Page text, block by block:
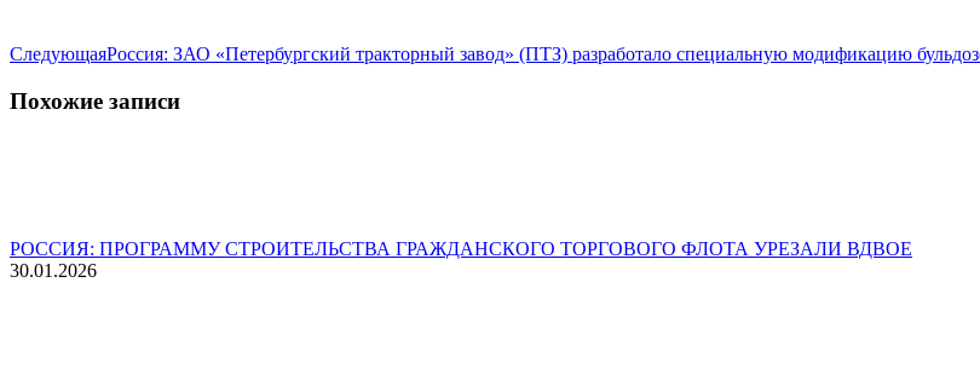
СледующаяСледующая
Россия: ЗАО «Петербургский тракторный завод» (ПТЗ) разработало специальную модификацию
Похожие записи
РОССИЯ: ПРОГРАММУ СТРОИТЕЛЬСТВА ГРАЖДАНСКОГО ТОРГОВОГО ФЛОТА УРЕЗАЛИ ВДВОЕ
30.01.2026